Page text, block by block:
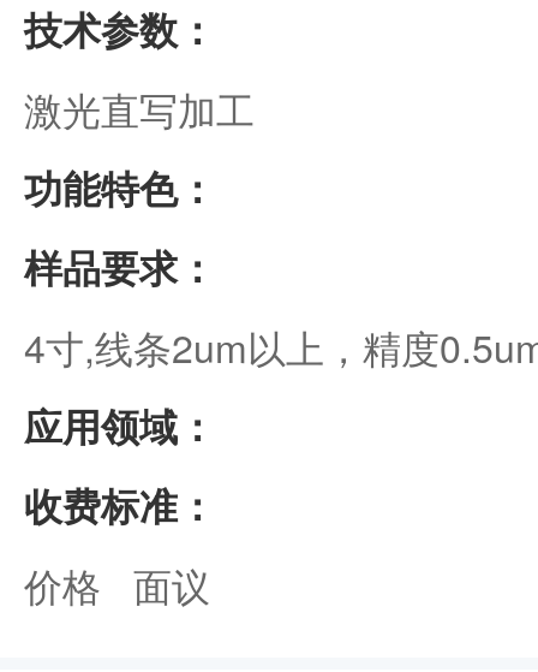
技术参数：
激光直写加工
功能特色：
样品要求：
4寸,线条2um以上，精度
应用领域：
收费标准：
价格 面议